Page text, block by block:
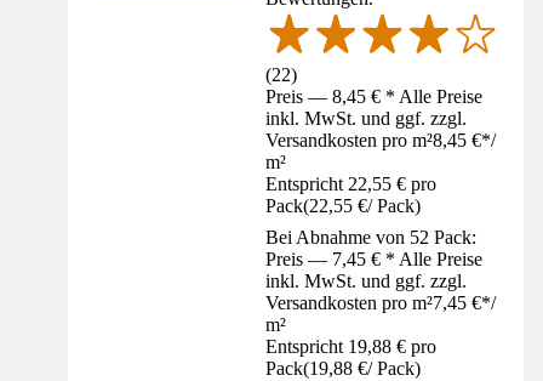
(22)
Preis — 8,45 € * Alle Preise
inkl. MwSt. und ggf. zzgl.
Versandkosten pro m²8,45 €*/
m²
Entspricht 22,55 € pro
Pack(22,55 €/ Pack)
Bei Abnahme von 52 Pack:
Preis — 7,45 € * Alle Preise
inkl. MwSt. und ggf. zzgl.
Versandkosten pro m²7,45 €*/
m²
Entspricht 19,88 € pro
Pack(19,88 €/ Pack)